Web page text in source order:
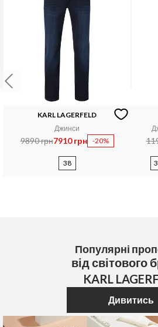
KARL LAGERFELD
Джинси
9890 грн7910 грн -20%
38
Популярні
від світового
KARL
Дивитись